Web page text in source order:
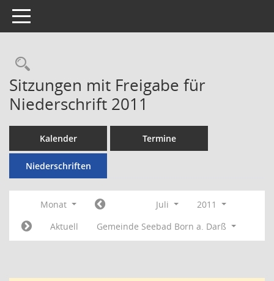
Toggle navigation
Rechercheauswahl
Sitzungen mit Freigabe für
Niederschrift 2011
Kalender Termine
Niederschriften
Monat Juli
2011
Aktuell
Gemeinde Seebad Born a. Darß